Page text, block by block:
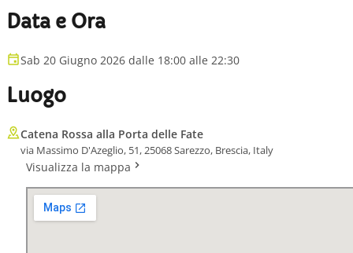
Data e Ora
Sab 20 Giugno 2026 dalle 18:00 alle 22:30
Luogo
Catena Rossa alla Porta delle Fate
via Massimo D'Azeglio, 51, 25068 Sarezzo, Brescia, Italy
Visualizza la mappa